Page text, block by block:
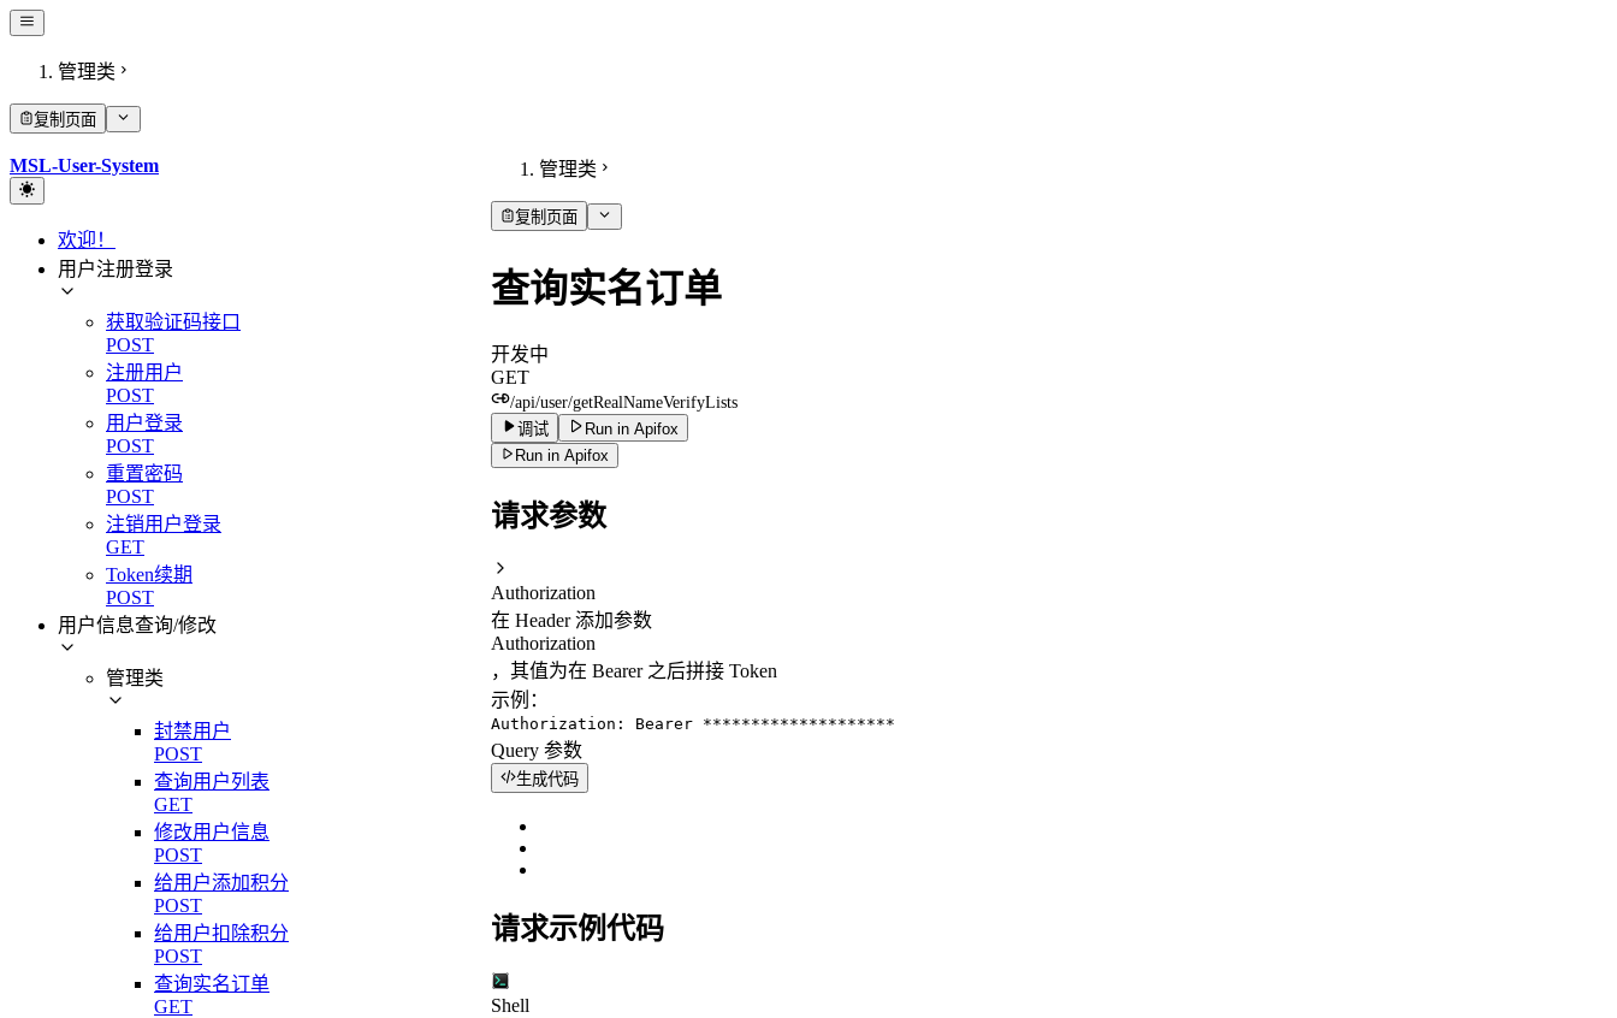
管理类
复制页面
MSL-User-System
欢迎！
用户注册登录
获取验证码接口
POST
注册用户
POST
用户登录
POST
重置密码
POST
注销用户登录
GET
Token续期
POST
用户信息查询/修改
管理类
封禁用户
POST
查询用户列表
GET
修改用户信息
POST
给用户添加积分
POST
给用户扣除积分
POST
查询实名订单
GET
管理类
复制页面
查询实名订单
开发中
GET
/api/user/getRealNameVerifyLists
调试
Run in Apifox
Run in Apifox
请求参数
Authorization
在 Header 添加参数
Authorization
，其值为在 Bearer 之后拼接 Token
示例 ：
Authorization: Bearer ********************
Query 参数
生成代码
请求示例代码
Shell